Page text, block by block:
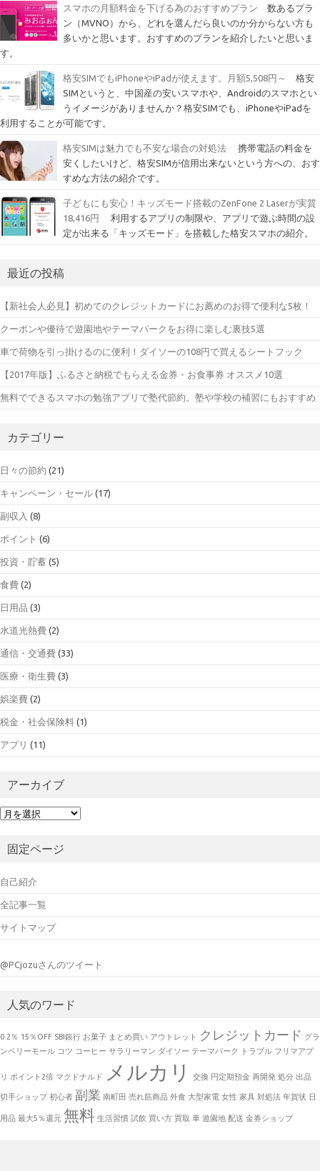
スマホの月額料金を下げる為のおすすめプラン 数あるプラ
ン（MVNO）から、どれを選んだら良いのか分からない方も
多いかと思います。おすすめのプランを紹介したいと思いま
す。
格安SIMでもiPhoneやiPadが使えます。月額5,508円～
格安
SIMというと、中国産の安いスマホや、Androidのスマホとい
うイメージがありませんか？格安SIMでも、iPhoneやiPadを
利用することが可能です。
格安SIMは魅力でも不安な場合の対処法
携帯電話の料金を
安くしたいけど、格安SIMが信用出来ないという方への、おす
すめな方法の紹介です。
子どもにも安心！キッズモード搭載のZenFone 2 Laserが実質
18,416円
利用するアプリの制限や、アプリで遊ぶ時間の設
定が出来る「キッズモード」を搭載した格安スマホの紹介。
最近の投稿
【新社会人必見】初めてのクレジットカードにお薦めのお得で便利な5枚！
クーポンや優待で遊園地やテーマパークをお得に楽しむ裏技5選
車で荷物を引っ掛けるのに便利！ダイソーの108円で買えるシートフック
【2017年版】ふるさと納税でもらえる金券・お食事券 オススメ10選
無料でできるスマホの勉強アプリで塾代節約。塾や学校の補習にもおすすめ
カテゴリー
日々の節約 (21)
キャンペーン・セール (17)
副収入 (8)
ポイント (6)
投資・貯蓄 (5)
食費 (2)
日用品 (3)
水道光熱費 (2)
通信・交通費 (33)
医療・衛生費 (3)
娯楽費 (2)
税金・社会保険料 (1)
アプリ (11)
アーカイブ
ア
イ固定ページ
自己紹介
全記事一覧
サイトマップ
@PCjozuさんのツイート
人気のワード
0.2％ 15％OFF SBI銀行 お菓子 まとめ買い アウトレット クレジットカード グラ
ンベリーモール コツ コーヒー サラリーマン ダイソー テーマパーク トラブル フリマアプ
リ ポイント2倍 マクドナルド メルカリ 交換 円定期預金 再開発 処分 出品
切手ショップ 初心者 副業 南町田 売れ筋商品 外食 大型家電 女性 家具 対処法 年賀状 日
用品 最大5％還元 無料 生活習慣 試飲 買い方 買取 車 遊園地 配送 金券ショップ